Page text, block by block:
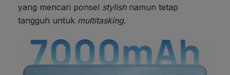
yang mencari ponsel stylishnamun tetap
tangguh untuk multitasking.